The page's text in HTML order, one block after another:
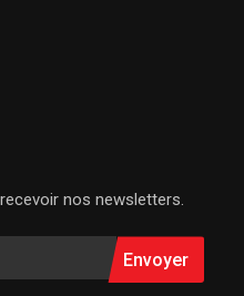
nos newsletters.
Envoyer